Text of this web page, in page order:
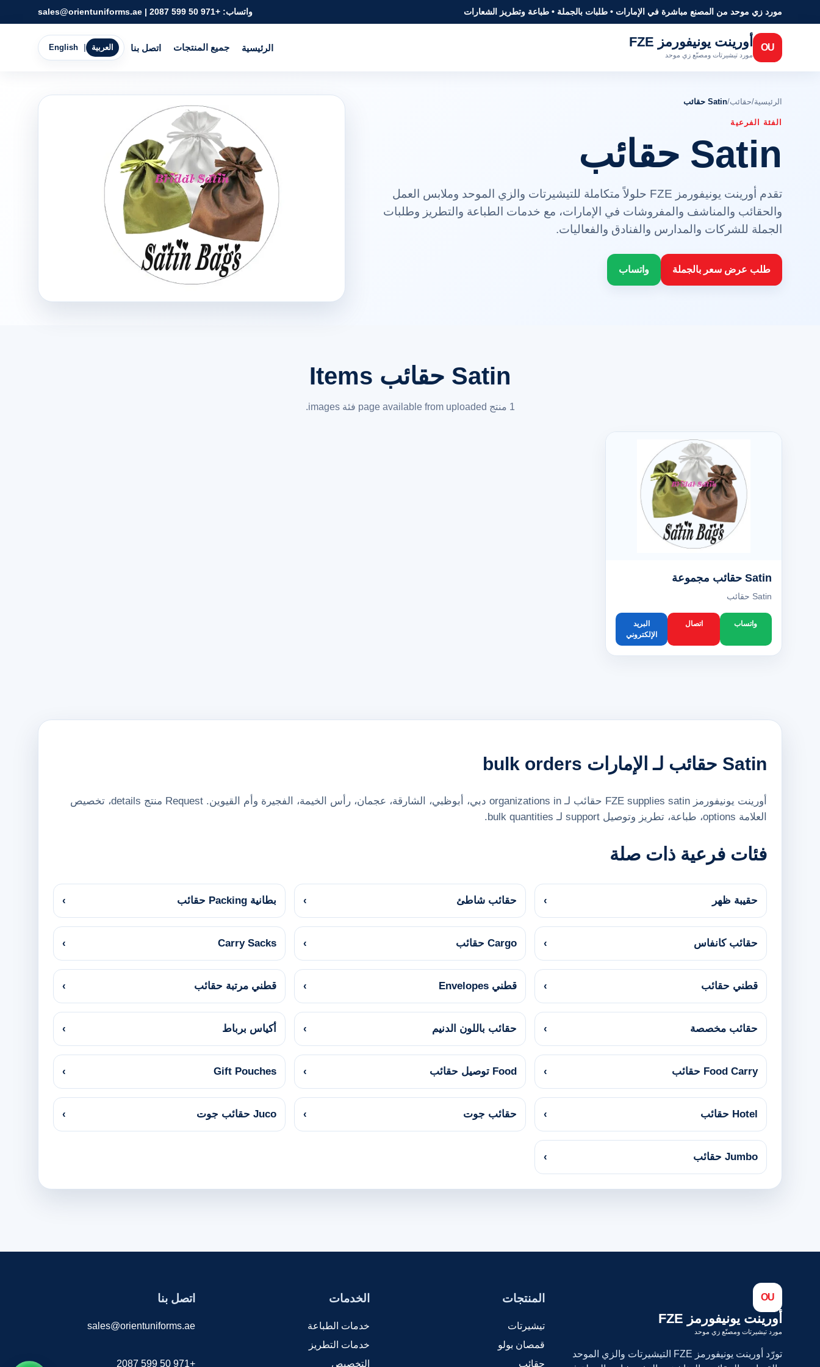
مورد زي موحد من المصنع مباشرة في الإمارات • طلبات بالجملة • طباعة وتطريز الشعارات واتساب: +971 50 599 2087
|
sales@orientuniforms.ae
OU أورينت يونيفورمز FZE
مورد تيشيرتات ومصنّع زي موحد
الرئيسية جميع المنتجات اتصل بنا English العربية
الرئيسية/حقائب/Satin حقائب
الفئة الفرعية
Satin حقائب
تقدم أورينت يونيفورمز FZE حلولاً متكاملة للتيشيرتات والزي الموحد وملابس العمل
والحقائب والمناشف والمفروشات في الإمارات، مع خدمات الطباعة والتطريز وطلبات
الجملة للشركات والمدارس والفنادق والفعاليات.
طلب عرض سعر بالجملة واتساب
Satin حقائب Items
1 منتج page available from uploaded فئة images.
Satin حقائب مجموعة
Satin حقائب
واتساب اتصال
البريد
الإلكتروني
Satin حقائب لـ الإمارات bulk orders
أورينت يونيفورمز FZE supplies satin حقائب لـ organizations in دبي، أبوظبي، الشارقة، عجمان، رأس الخيمة، الفجيرة وأم القيوين. Request منتج details، تخصيص
العلامة options، طباعة، تطريز وتوصيل support لـ bulk quantities.
فئات فرعية ذات صلة
حقيبة ظهر › حقائب شاطئ › بطانية Packing حقائب ›
حقائب كانفاس › Cargo حقائب ›
Carry Sacks
›
قطني حقائب › قطني Envelopes › قطني مرتبة حقائب ›
حقائب مخصصة › حقائب باللون الدنيم › أكياس برباط ›
Food Carry حقائب › Food توصيل حقائب ›
Gift Pouches
›
Hotel حقائب › حقائب جوت › Juco حقائب جوت ›
Jumbo حقائب ›
OU
أورينت يونيفورمز FZE
مورد تيشيرتات ومصنّع زي موحد
تورّد أورينت يونيفورمز FZE التيشيرتات والزي الموحد
المنتجات
تيشيرتات
قمصان بولو
حقائب
الخدمات
خدمات الطباعة
خدمات التطريز
التخصيص
اتصل بنا
sales@orientuniforms.ae
+971 50 599 2087